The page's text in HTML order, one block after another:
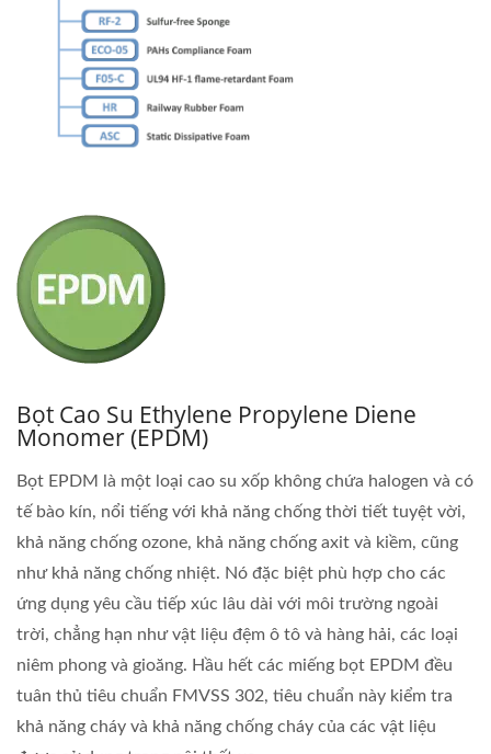
Bọt Cao Su Ethylene Propylene Diene
Monomer (EPDM)
Bọt EPDM là một loại cao su xốp không chứa halogen và có
tế bào kín, nổi tiếng với khả năng chống thời tiết tuyệt vời,
khả năng chống ozone, khả năng chống axit và kiềm, cũng
như khả năng chống nhiệt. Nó đặc biệt phù hợp cho các
ứng dụng yêu cầu tiếp xúc lâu dài với môi trường ngoài
trời, chẳng hạn như vật liệu đệm ô tô và hàng hải, các loại
niêm phong và gioăng. Hầu hết các miếng bọt EPDM đều
tuân thủ tiêu chuẩn FMVSS 302, tiêu chuẩn này kiểm tra
khả năng cháy và khả năng chống cháy của các vật liệu